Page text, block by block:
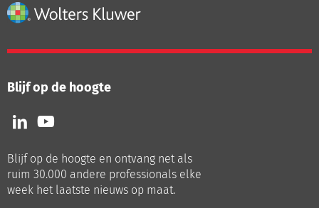
Blijf op de hoogte
Volg
ons
LinkedIn
Volg
ons
Youtube
Blijf op de hoogte en ontvang net als
ruim 30.000 andere professionals elke
week het laatste nieuws op maat.